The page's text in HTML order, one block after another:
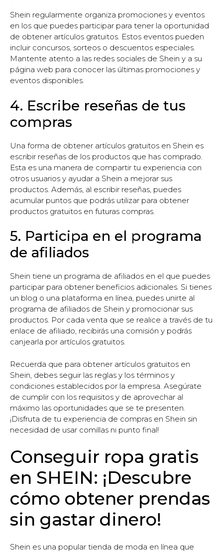
Shein regularmente organiza promociones y eventos
en los que puedes participar para tener la oportunidad
de obtener artículos gratuitos. Estos eventos pueden
incluir concursos, sorteos o descuentos especiales.
Mantente atento a las redes sociales de Shein y a su
página web para conocer las últimas promociones y
eventos disponibles.
4. Escribe reseñas de tus
compras
Una forma de obtener artículos gratuitos en Shein es
escribir reseñas de los productos que has comprado.
Esta es una manera de compartir tu experiencia con
otros usuarios y ayudar a Shein a mejorar sus
productos. Además, al escribir reseñas, puedes
acumular puntos que podrás utilizar para obtener
productos gratuitos en futuras compras.
5. Participa en el programa
de afiliados
Shein tiene un programa de afiliados en el que puedes
participar para obtener beneficios adicionales. Si tienes
un blog o una plataforma en línea, puedes unirte al
programa de afiliados de Shein y promocionar sus
productos. Por cada venta que se realice a través de tu
enlace de afiliado, recibirás una comisión y podrás
canjearla por artículos gratuitos.
Recuerda que para obtener artículos gratuitos en
Shein, debes seguir las reglas y los términos y
condiciones establecidos por la empresa. Asegúrate
de cumplir con los requisitos y de aprovechar al
máximo las oportunidades que se te presenten.
¡Disfruta de tu experiencia de compras en Shein sin
necesidad de usar comillas ni punto final!
Conseguir ropa gratis
en SHEIN: ¡Descubre
cómo obtener prendas
sin gastar dinero!
Shein es una popular tienda de moda en línea que